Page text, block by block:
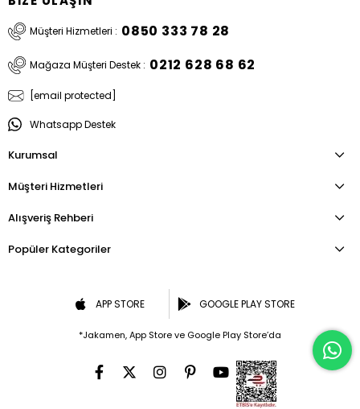
Müşteri Hizmetleri : 0850 333 78 28
Mağaza Müşteri Destek : 0212 628 68 62
[email protected]
Whatsapp Destek
Kurumsal
Müşteri Hizmetleri
Alışveriş Rehberi
Popüler Kategoriler
APP STORE GOOGLE PLAY STORE
*Jakamen, App Store ve Google Play Store’da